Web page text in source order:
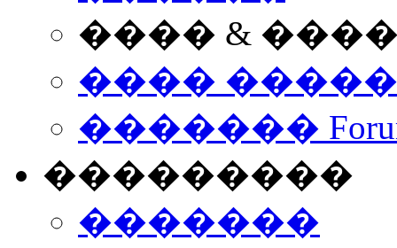
���� &
����
�������
���������
�������